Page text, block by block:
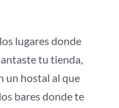
lugares donde
tu tienda,
un hostal al que
bares donde te